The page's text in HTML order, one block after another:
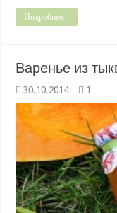
Подробнее...
Варенье из
30.10.2014 1